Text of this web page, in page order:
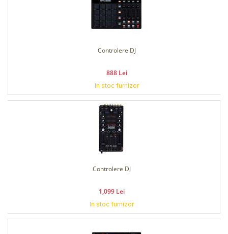
Controlere DJ
888 Lei
In stoc furnizor
Controlere DJ
1,099 Lei
In stoc furnizor